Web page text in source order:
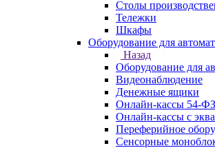
Столы
Тележки
Шкафы
Оборудование для
Назад
Оборудование для
Видеонаблюдение
Денежные ящики
Онлайн-кассы 54-ФЗ
Онлайн-кассы с
Переферийное
Сенсорные